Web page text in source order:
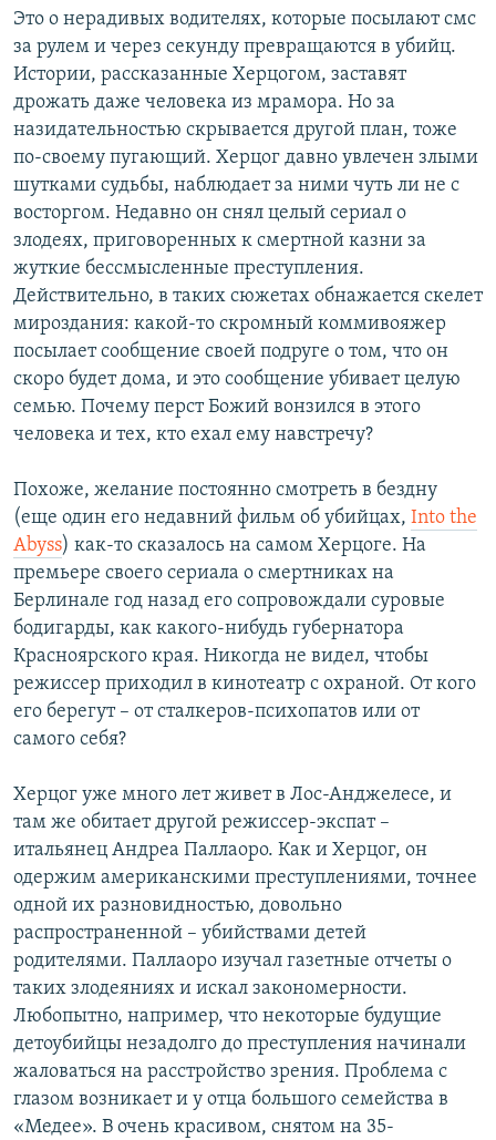
Это о нерадивых водителях, которые посылают смс
за рулем и через секунду превращаются в убийц.
Истории, рассказанные Херцогом, заставят
дрожать даже человека из мрамора. Но за
назидательностью скрывается другой план, тоже
по-своему пугающий. Херцог давно увлечен злыми
шутками судьбы, наблюдает за ними чуть ли не с
восторгом. Недавно он снял целый сериал о
злодеях, приговоренных к смертной казни за
жуткие бессмысленные преступления.
Действительно, в таких сюжетах обнажается скелет
мироздания: какой-то скромный коммивояжер
посылает сообщение своей подруге о том, что он
скоро будет дома, и это сообщение убивает целую
семью. Почему перст Божий вонзился в этого
человека и тех, кто ехал ему навстречу?
Похоже, желание постоянно смотреть в бездну
(еще один его недавний фильм об убийцах, Into the
Abyss) как-то сказалось на самом Херцоге. На
премьере своего сериала о смертниках на
Берлинале год назад его сопровождали суровые
бодигарды, как какого-нибудь губернатора
Красноярского края. Никогда не видел, чтобы
режиссер приходил в кинотеатр с охраной. От кого
его берегут – от сталкеров-психопатов или от
самого себя?
Херцог уже много лет живет в Лос-Анджелесе, и
там же обитает другой режиссер-экспат –
итальянец Андреа Паллаоро. Как и Херцог, он
одержим американскими преступлениями, точнее
одной их разновидностью, довольно
распространенной – убийствами детей
родителями. Паллаоро изучал газетные отчеты о
таких злодеяниях и искал закономерности.
Любопытно, например, что некоторые будущие
детоубийцы незадолго до преступления начинали
жаловаться на расстройство зрения. Проблема с
глазом возникает и у отца большого семейства в
«Медее». В очень красивом, снятом на 35-